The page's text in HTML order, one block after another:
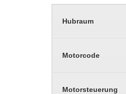
Hubraum
Motorcode
Motorsteuerung